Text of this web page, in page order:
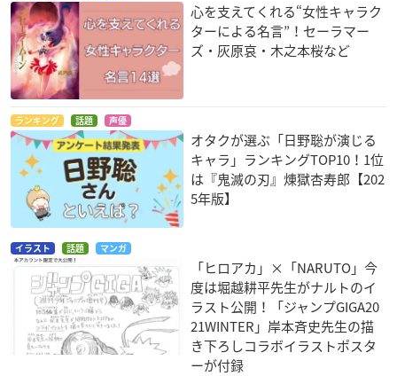
プレバンで購入
NARUTO × サンリオキャラクターズ ランチトー
ト 全2種
価格：2,750円(税込)
発売日：2022年07月
心を支えてくれる“女性キャラク
ターによる名言”！セーラマー
ズ・灰原哀・木之本桜など
ランキング 話題 声優
オタクが選ぶ「日野聡が演じる
キャラ」ランキングTOP10！1位
は『鬼滅の刃』煉󠄁獄杏寿郎【202
5年版】
イラスト 話題 マンガ
「ヒロアカ」×「NARUTO」今
度は堀越耕平先生がナルトのイ
ラスト公開！「ジャンプGIGA20
21WINTER」岸本斉史先生の描
き下ろしコラボイラストポスタ
ーが付録